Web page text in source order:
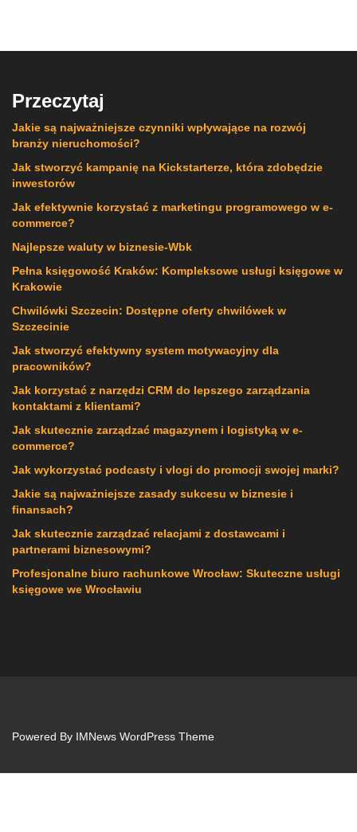
Przeczytaj
Jakie są najważniejsze czynniki wpływające na rozwój
branży nieruchomości?
Jak stworzyć kampanię na Kickstarterze, która zdobędzie
inwestorów
Jak efektywnie korzystać z marketingu programowego w e-
commerce?
Najlepsze waluty w biznesie-Wbk
Pełna księgowość Kraków: Kompleksowe usługi księgowe w
Krakowie
Chwilówki Szczecin: Dostępne oferty chwilówek w
Szczecinie
Jak stworzyć efektywny system motywacyjny dla
pracowników?
Jak korzystać z narzędzi CRM do lepszego zarządzania
kontaktami z klientami?
Jak skutecznie zarządzać magazynem i logistyką w e-
commerce?
Jak wykorzystać podcasty i vlogi do promocji swojej marki?
Jakie są najważniejsze zasady sukcesu w biznesie i
finansach?
Jak skutecznie zarządzać relacjami z dostawcami i
partnerami biznesowymi?
Profesjonalne biuro rachunkowe Wrocław: Skuteczne usługi
księgowe we Wrocławiu
Powered By IMNews WordPress Theme